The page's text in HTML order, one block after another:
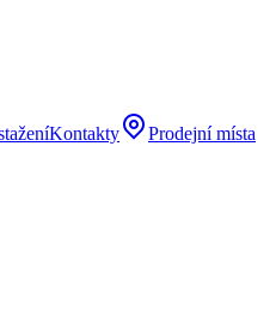
Kontakty Prodejní místa